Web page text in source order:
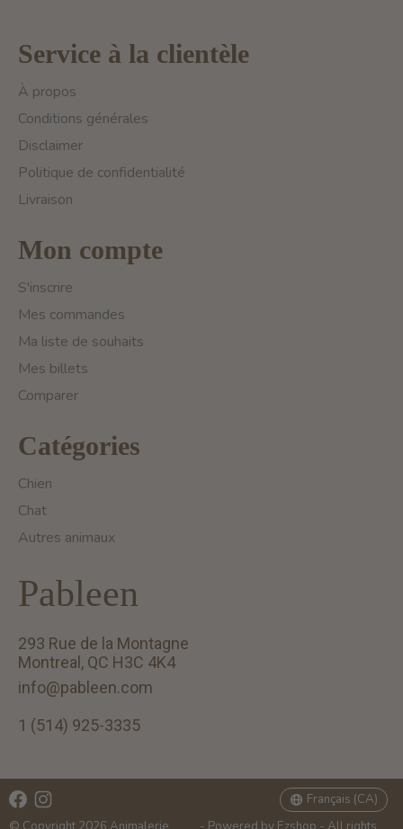
Service à la clientèle
À propos
Conditions générales
Disclaimer
Politique de confidentialité
Livraison
Mon compte
S'inscrire
Mes commandes
Ma liste de souhaits
Mes billets
Comparer
Catégories
Chien
Chat
Autres animaux
Pableen
293 Rue de la Montagne
Montreal, QC H3C 4K4
info@pableen.com
1 (514) 925-3335
Français (CA)